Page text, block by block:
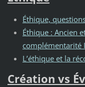
Éthique,
Éthique : Ancien
complémentarité
L’éthique et la
Création vs